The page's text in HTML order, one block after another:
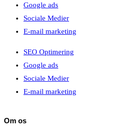
Google ads
Sociale Medier
E-mail marketing
SEO Optimering
Google ads
Sociale Medier
E-mail marketing
Om os